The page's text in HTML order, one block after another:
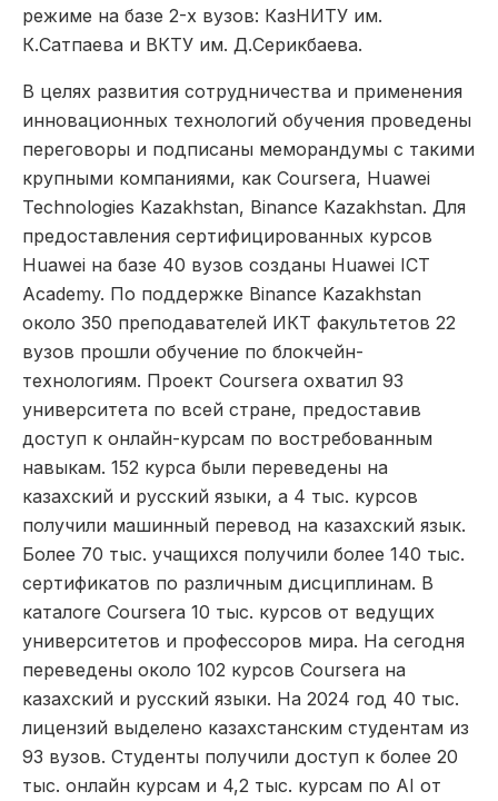
режиме на базе 2-х вузов: КазНИТУ им.
К.Сатпаева и ВКТУ им. Д.Серикбаева.
В целях развития сотрудничества и применения
инновационных технологий обучения проведены
переговоры и подписаны меморандумы с такими
крупными компаниями, как Coursera, Huawei
Technologies Kazakhstan, Binance Kazakhstan. Для
предоставления сертифицированных курсов
Huawei на базе 40 вузов созданы Huawei ICT
Academy. По поддержке Binance Kazakhstan
около 350 преподавателей ИКТ факультетов 22
вузов прошли обучение по блокчейн-
технологиям. Проект Coursera охватил 93
университета по всей стране, предоставив
доступ к онлайн-курсам по востребованным
навыкам. 152 курса были переведены на
казахский и русский языки, а 4 тыс. курсов
получили машинный перевод на казахский язык.
Более 70 тыс. учащихся получили более 140 тыс.
сертификатов по различным дисциплинам. В
каталоге Coursera 10 тыс. курсов от ведущих
университетов и профессоров мира. На сегодня
переведены около 102 курсов Coursera на
казахский и русский языки. На 2024 год 40 тыс.
лицензий выделено казахстанским студентам из
93 вузов. Студенты получили доступ к более 20
тыс. онлайн курсам и 4,2 тыс. курсам по AI от